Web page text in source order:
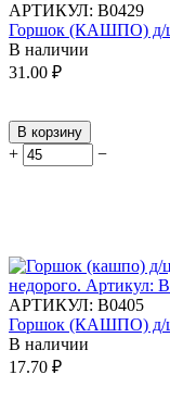
АРТИКУЛ: В0429
Горшок (КАШПО) д/
В наличии
31.00 ₽
В корзину
+ −
АРТИКУЛ: В0405
Горшок (КАШПО) д/
В наличии
17.70 ₽